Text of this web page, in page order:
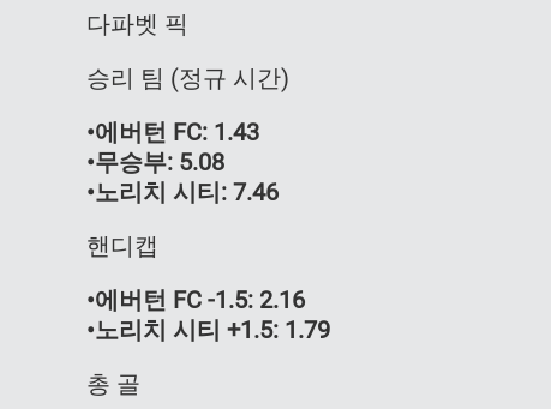
다파벳 픽
승리 팀 (정규 시간)
•에버턴 FC: 1.43
•무승부: 5.08
•노리치 시티: 7.46
핸디캡
•에버턴 FC -1.5: 2.16
•노리치 시티 +1.5: 1.79
총 골